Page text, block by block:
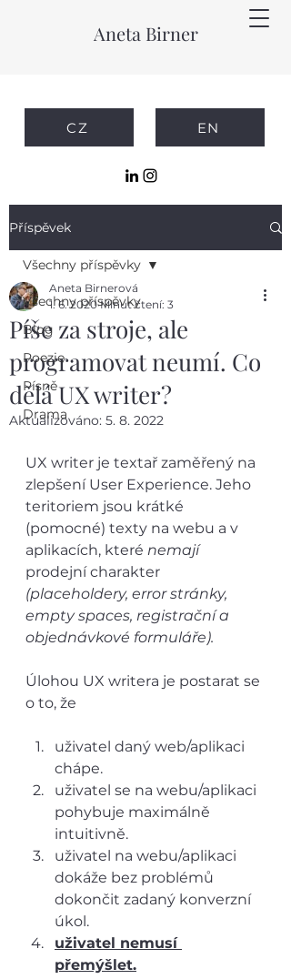
Aneta Birner
CZ EN
Příspěvek
Všechny příspěvky
Blog
Poezie
Písně
Drama
Všechny příspěvky
Píše za stroje, ale
programovat neumí. Co
dělá UX writer?
Aneta Birnerová
1. 6. 2020 Minut čtení: 3
Aktualizováno: 5. 8. 2022
UX writer je textař zaměřený na
zlepšení User Experience. Jeho
teritoriem jsou krátké
(pomocné) texty na webu a v
aplikacích, které nemají
prodejní charakter
(placeholdery, error stránky,
empty spaces, registrační a
objednávkové formuláře).
Úlohou UX writera je postarat se
o to, že
uživatel daný web/aplikaci
chápe.
uživatel se na webu/aplikaci
pohybuje maximálně
intuitivně.
uživatel na webu/aplikaci
dokáže bez problémů
dokončit zadaný konverzní
úkol.
uživatel nemusí
přemýšlet.